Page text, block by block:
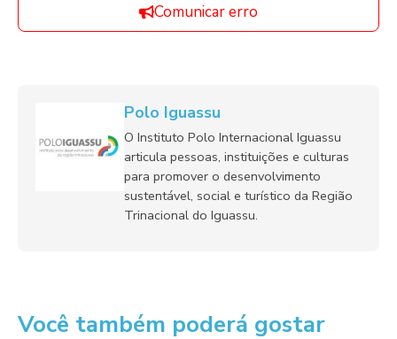
Comunicar erro
Polo Iguassu
O Instituto Polo Internacional Iguassu
articula pessoas, instituições e culturas
para promover o desenvolvimento
sustentável, social e turístico da Região
Trinacional do Iguassu.
Você também poderá gostar